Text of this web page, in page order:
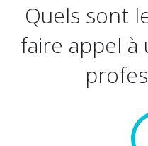
Quels sont
faire appel